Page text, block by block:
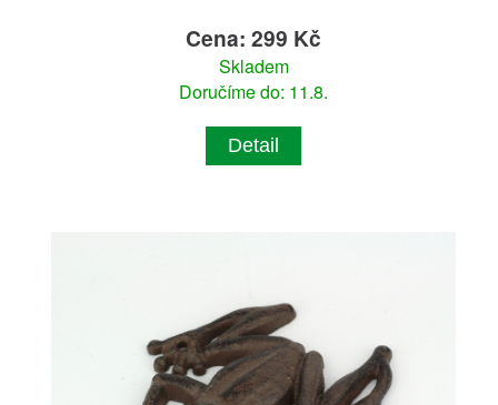
Cena: 299 Kč
Skladem
Doručíme do: 11.8.
Detail